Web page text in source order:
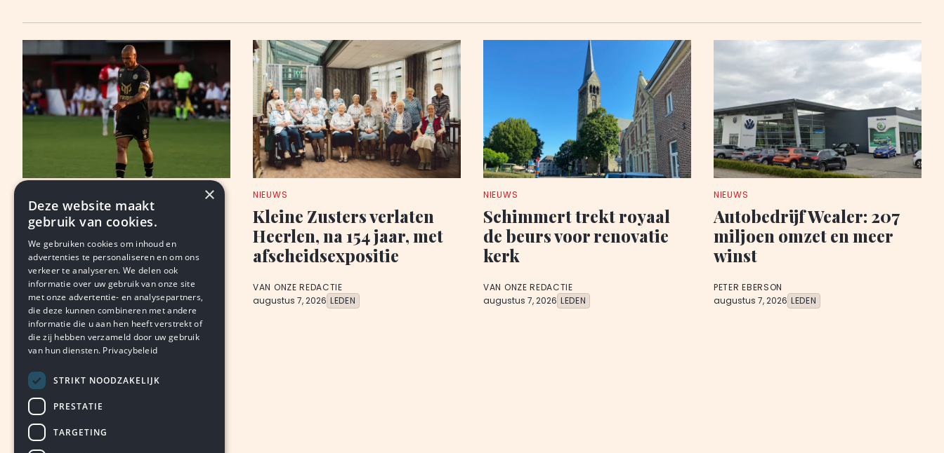
Roda: wennen, wachten,
‘geithoop’
BJORN THIMISTER
augustus 8, 2026 LEDEN
NIEUWS
Kleine Zusters verlaten
Heerlen, na 154 jaar, met
afscheidsexpositie
VAN ONZE REDACTIE
augustus 7, 2026 LEDEN
NIEUWS
Schimmert trekt royaal
de beurs voor renovatie
kerk
VAN ONZE REDACTIE
augustus 7, 2026 LEDEN
NIEUWS
Autobedrijf Wealer: 207
miljoen omzet en meer
winst
PETER EBERSON
augustus 7, 2026 LEDEN
×
Deze website maakt
gebruik van cookies.
We gebruiken cookies om inhoud en
advertenties te personaliseren en om ons
verkeer te analyseren. We delen ook
informatie over uw gebruik van onze site
met onze advertentie- en analysepartners,
die deze kunnen combineren met andere
informatie die u aan hen heeft verstrekt of
die zij hebben verzameld door uw gebruik
van hun diensten. Privacybeleid
STRIKT NOODZAKELIJK
PRESTATIE
TARGETING